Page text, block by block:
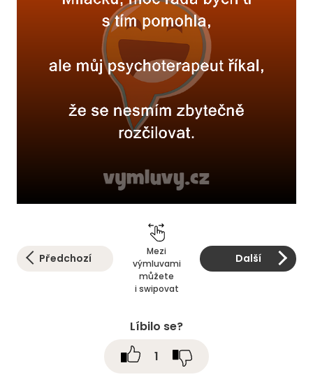
Předchozí
Mezi
výmluvami
můžete
i swipovat
Další
Líbilo se?
1